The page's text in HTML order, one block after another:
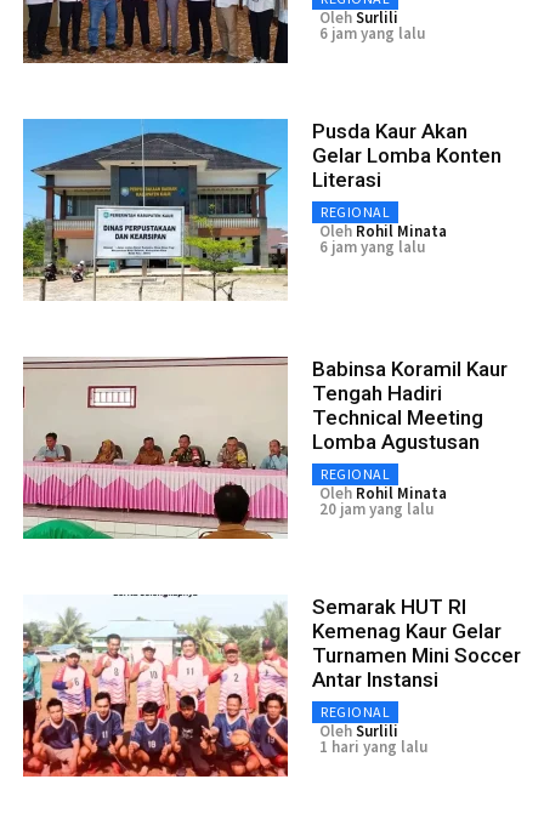
OlehSurlili
6 jam yang lalu
Pusda Kaur Akan
Gelar Lomba Konten
Literasi
REGIONAL
Oleh Rohil Minata
6 jam yang lalu
Babinsa Koramil Kaur
Tengah Hadiri
Technical Meeting
Lomba Agustusan
REGIONAL
Oleh Rohil Minata
20 jam yang lalu
Semarak HUT RI
Kemenag Kaur Gelar
Turnamen Mini Soccer
Antar Instansi
REGIONAL
OlehSurlili
1 hari yang lalu